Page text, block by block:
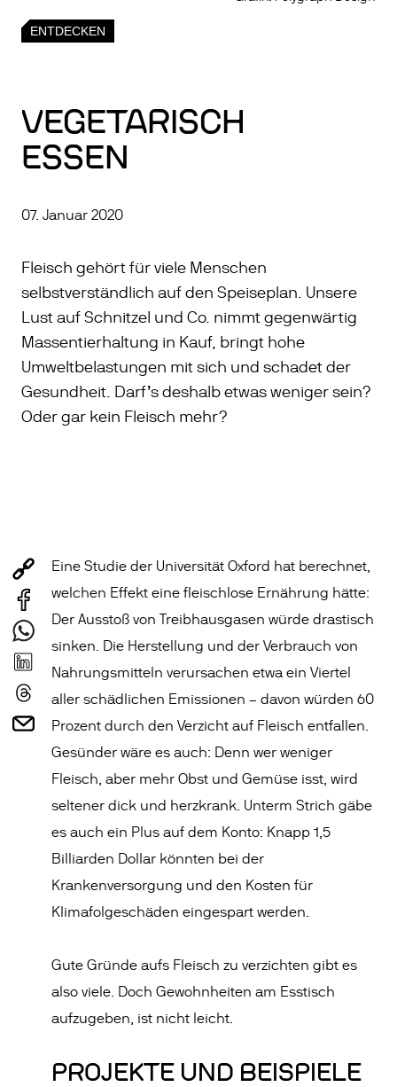
ENTDECKEN
VEGETARISCH
ESSEN
07. Januar 2020
Fleisch gehört für viele Menschen
selbstverständlich auf den Speiseplan. Unsere
Lust auf Schnitzel und Co. nimmt gegenwärtig
Massentierhaltung in Kauf, bringt hohe
Umweltbelastungen mit sich und schadet der
Gesundheit. Darf’s deshalb etwas weniger sein?
Oder gar kein Fleisch mehr?
Eine Studie der Universität Oxford hat berechnet,
welchen Effekt eine fleischlose Ernährung hätte:
Der Ausstoß von Treibhausgasen würde drastisch
sinken. Die Herstellung und der Verbrauch von
Nahrungsmitteln verursachen etwa ein Viertel
aller schädlichen Emissionen – davon würden 60
Prozent durch den Verzicht auf Fleisch entfallen.
Gesünder wäre es auch: Denn wer weniger
Fleisch, aber mehr Obst und Gemüse isst, wird
seltener dick und herzkrank. Unterm Strich gäbe
es auch ein Plus auf dem Konto: Knapp 1,5
Billiarden Dollar könnten bei der
Krankenversorgung und den Kosten für
Klimafolgeschäden eingespart werden.
Gute Gründe aufs Fleisch zu verzichten gibt es
also viele. Doch Gewohnheiten am Esstisch
aufzugeben, ist nicht leicht.
PROJEKTE UND BEISPIELE